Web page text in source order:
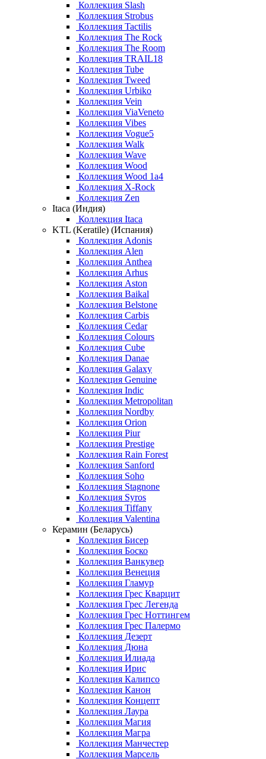
Коллекция Slash
Коллекция Strobus
Коллекция Tactilis
Коллекция The Rock
Коллекция The Room
Коллекция TRAIL18
Коллекция Tube
Коллекция Tweed
Коллекция Urbiko
Коллекция Vein
Коллекция ViaVeneto
Коллекция Vibes
Коллекция Vogue5
Коллекция Walk
Коллекция Wave
Коллекция Wood
Коллекция Wood 1a4
Коллекция X-Rock
Коллекция Zen
Itaca (Индия)
Коллекция Itaca
KTL (Keratile) (Испания)
Коллекция Adonis
Коллекция Alen
Коллекция Anthea
Коллекция Arhus
Коллекция Aston
Коллекция Baikal
Коллекция Belstone
Коллекция Carbis
Коллекция Cedar
Коллекция Colours
Коллекция Cube
Коллекция Danae
Коллекция Galaxy
Коллекция Genuine
Коллекция Indic
Коллекция Metropolitan
Коллекция Nordby
Коллекция Orion
Коллекция Piur
Коллекция Prestige
Коллекция Rain Forest
Коллекция Sanford
Коллекция Soho
Коллекция Stagnone
Коллекция Syros
Коллекция Tiffany
Коллекция Valentina
Керамин (Беларусь)
Коллекция Бисер
Коллекция Боско
Коллекция Ванкувер
Коллекция Венеция
Коллекция Гламур
Коллекция Грес Кварцит
Коллекция Грес Легенда
Коллекция Грес Ноттингем
Коллекция Грес Палермо
Коллекция Дезерт
Коллекция Дюна
Коллекция Илиада
Коллекция Ирис
Коллекция Калипсо
Коллекция Канон
Коллекция Концепт
Коллекция Лаура
Коллекция Магия
Коллекция Магра
Коллекция Манчестер
Коллекция Марсель